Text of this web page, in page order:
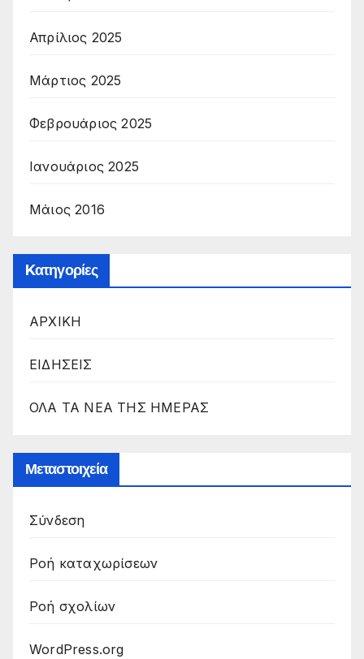
Απρίλιος 2025
Μάρτιος 2025
Φεβρουάριος 2025
Ιανουάριος 2025
Μάιος 2016
Kατηγορίες
ΑΡΧΙΚΗ
ΕΙΔΗΣΕΙΣ
ΟΛΑ ΤΑ ΝΕΑ ΤΗΣ ΗΜΕΡΑΣ
Μεταστοιχεία
Σύνδεση
Ροή καταχωρίσεων
Ροή σχολίων
WordPress.org